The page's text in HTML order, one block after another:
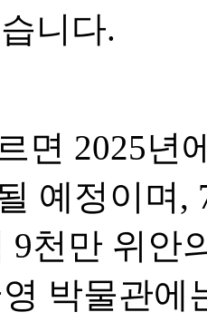
니다.
면 2025년
예정이며,
9천만 위안
박물관에